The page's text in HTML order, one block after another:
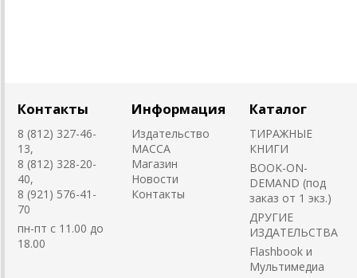
Контакты
8 (812) 327-46-
13,
8 (812) 328-20-
40,
8 (921) 576-41-
70
пн-пт с 11.00 до
18.00
Информация
Издательство
MACCA
Магазин
Новости
Контакты
Каталог
ТИРАЖНЫЕ
КНИГИ
BOOK-ON-
DEMAND (под
заказ от 1 экз.)
ДРУГИЕ
ИЗДАТЕЛЬСТВА
Flashbook и
Мультимедиа